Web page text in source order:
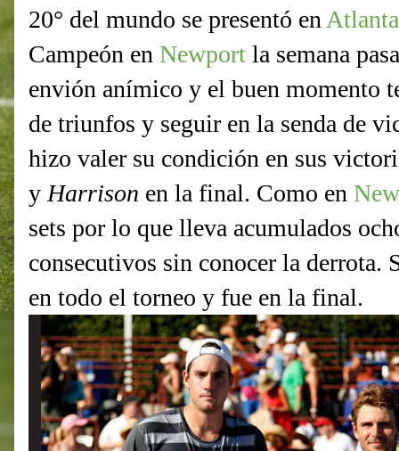
20° del mundo se presentó en Atlanta
Campeón en Newport la semana
envión anímico y el buen momento
de triunfos y seguir en la senda de
hizo valer su condición en sus
y Harrison en la final. Como en
sets por lo que lleva acumulados
consecutivos sin conocer la derrota.
en todo el torneo y fue en la final.